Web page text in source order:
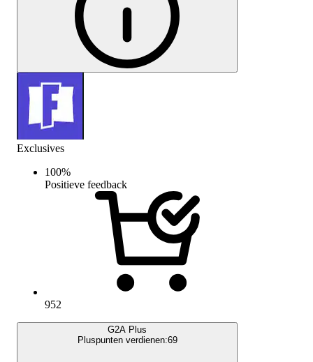
Exclusives
100%
Positieve feedback
952
G2A Plus
Pluspunten verdienen:69